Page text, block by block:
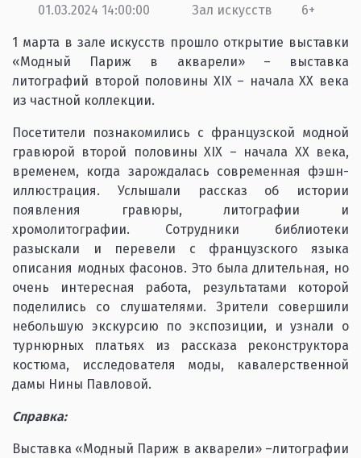
01.03.2024 14:00:00 Зал искусств 6+
1 марта в зале искусств прошло открытие выставки
«Модный Париж в акварели» – выставка
литографий второй половины XIX – начала ХХ века
из частной коллекции.
Посетители познакомились с французской модной
гравюрой второй половины XIX – начала ХХ века,
временем, когда зарождалась современная фэшн-
иллюстрация. Услышали рассказ об истории
появления гравюры, литографии и
хромолитографии. Сотрудники библиотеки
разыскали и перевели с французского языка
описания модных фасонов. Это была длительная, но
очень интересная работа, результатами которой
поделились со слушателями. Зрители совершили
небольшую экскурсию по экспозиции, и узнали о
турнюрных платьях из рассказа реконструктора
костюма, исследователя моды, кавалерственной
дамы Нины Павловой.
Справка:
Выставка «Модный Париж в акварели» –литографии